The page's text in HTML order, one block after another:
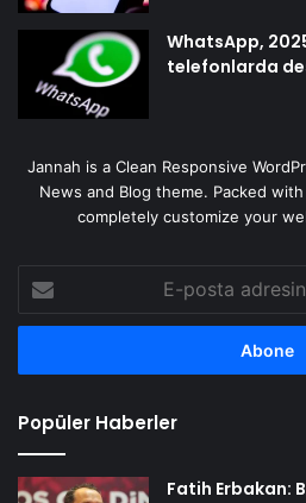
WhatsApp,
telefonlarda
Jannah is a Clean Responsive
News and Blog theme. Packed
completely customize your
posta
adresinizi
Popüler Haberler
Fatih Erbakan: